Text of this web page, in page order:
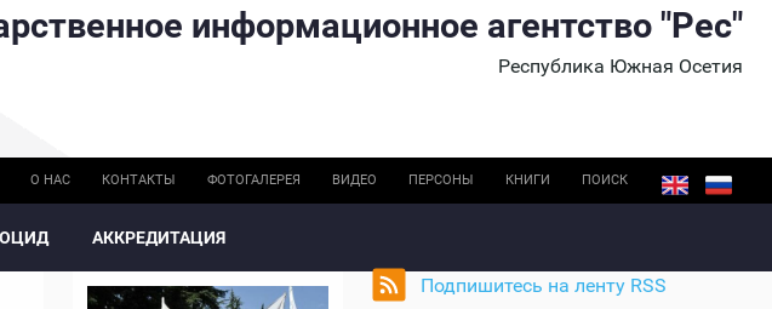
информационное агентство "Рес"
Республика Южная Осетия
О НАС КОНТАКТЫ ФОТОГАЛЕРЕЯ ВИДЕО ПЕРСОНЫ КНИГИ ПОИСК
АККРЕДИТАЦИЯ
Подпишитесь на ленту RSS